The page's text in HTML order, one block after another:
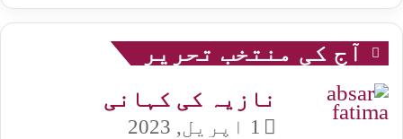
آج کی منتخب تحریر
نازیہ کی کہانی
1 اپریل, 2023